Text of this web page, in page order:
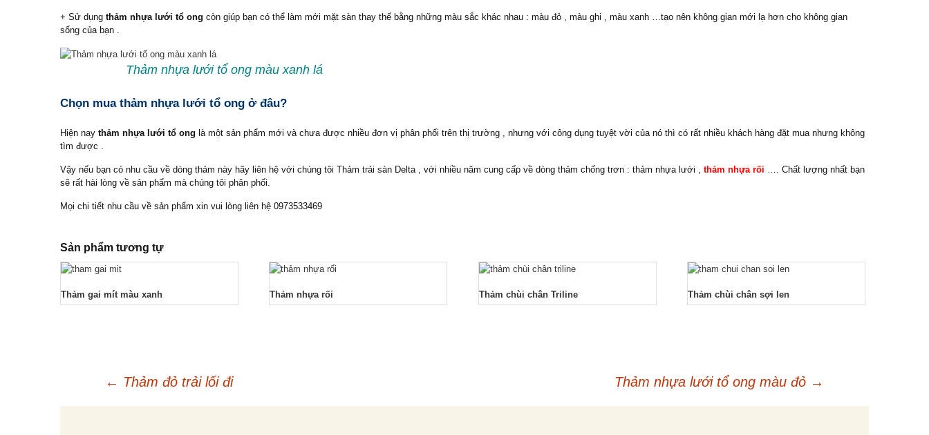
+ Sử dụng thảm nhựa lưới tổ ong còn giúp bạn có thể làm mới mặt sàn thay thế bằng những màu sắc khác nhau : màu đỏ , màu ghi , màu xanh …tạo nên không gian mới lạ hơn cho không gian
sống của bạn .
Thảm nhựa lưới tổ ong màu xanh lá
Chọn mua thảm nhựa lưới tổ ong ở đâu?
Hiện nay thảm nhựa lưới tổ ong là một sản phẩm mới và chưa được nhiều đơn vị phân phối trên thị trường , nhưng với công dụng tuyệt vời của nó thì có rất nhiều khách hàng đặt mua nhưng không
tìm được .
Vậy nếu bạn có nhu cầu về dòng thảm này hãy liên hệ với chúng tôi Thảm trải sàn Delta , với nhiều năm cung cấp về dòng thảm chống trơn : thảm nhựa lưới , thảm nhựa rối …. Chất lượng nhất bạn
sẽ rất hài lòng về sản phẩm mà chúng tôi phân phối.
Mọi chi tiết nhu cầu về sản phẩm xin vui lòng liên hệ 0973533469
Sản phẩm tương tự
Thảm gai mít màu xanh Thảm nhựa rối Thảm chùi chân Triline Thảm chùi chân sợi len
Điều
← Thảm đỏ trải lối đi Thảm nhựa lưới tổ ong màu đỏ →